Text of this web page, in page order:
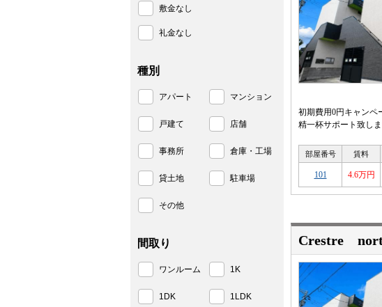
初期費用0円キャンペ
精一杯サポート致し
部屋番号 賃料
101 4.6万円
Crestre
敷金なし
礼金なし
種別
アパート マンション
戸建て 店舗
事務所 倉庫・工場
貸土地 駐車場
その他
間取り
ワンルーム 1K
1DK 1LDK